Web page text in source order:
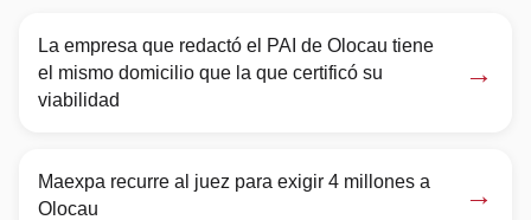
La empresa que redactó el PAI de Olocau tiene
el mismo domicilio que la que certificó su
viabilidad
→
Maexpa recurre al juez para exigir 4 millones a
Olocau
→